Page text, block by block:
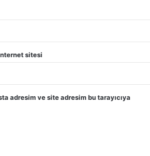
sitesi
adresim ve site adresim bu tarayıcıya